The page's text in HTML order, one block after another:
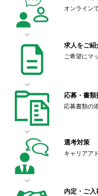
オンライン
求人をご紹
ご希望にマ
応募・書類
応募書類の
選考対策
キャリアア
内定・ご入